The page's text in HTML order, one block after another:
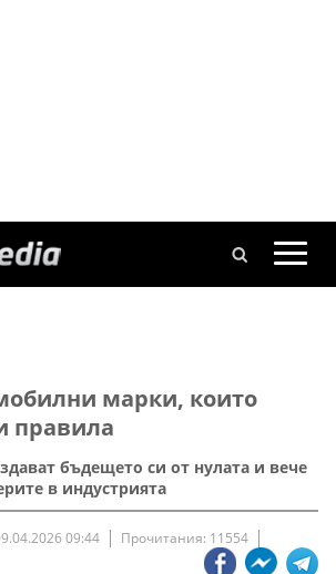
марки, които
правила
бъдещето си от нулата и вече
в индустрията
09:44 Прочитания: 11554